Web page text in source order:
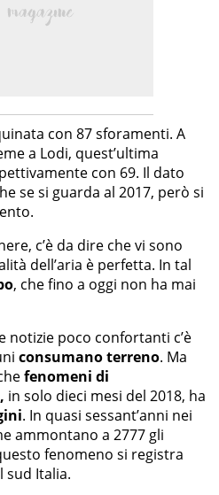
con 87 sforamenti. A
a Lodi, quest’ultima
con 69. Il dato
se si guarda al 2017, però si
c’è da dire che vi sono
dell’aria è perfetta. In tal
, che fino a oggi non ha mai
notizie poco confortanti c’è
consumano terreno. Ma
fenomeni di
in solo dieci mesi del 2018, ha
. In quasi sessant’anni nei
ammontano a 2777 gli
fenomeno si registra
sud Italia.